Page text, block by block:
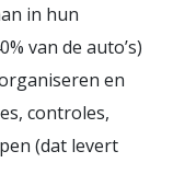
in hun
van de auto’s)
en
controles,
(dat levert